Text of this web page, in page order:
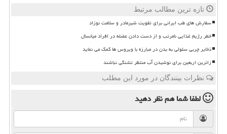
تازه ترین مطالب مرتبط
سفارش های طب ایرانی برای تقویت شیرمادر و سلامت نوزاد
خطر رژیم غذایی نامرتب و از دست دادن عضله در افراد میانسال
ذخایر چربی سلولی به بدن در مبارزه با ویروس ها کمک می نماید
زائرین اربعین برای نوشیدن آب منتظر تشنگی نباشند
نظرات بینندگان در مورد این مطلب
لطفا شما همنظر دهید